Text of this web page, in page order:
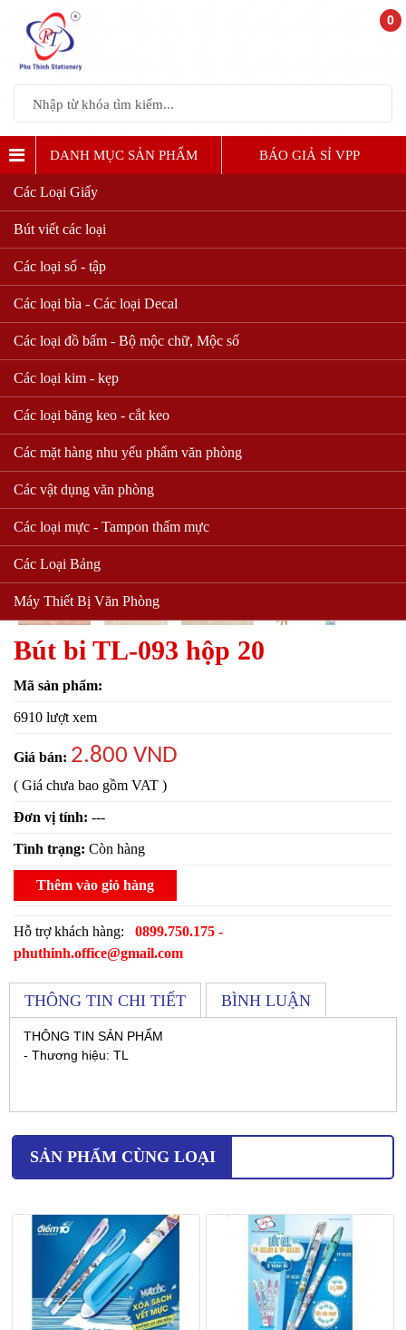
DANH MỤC SẢN PHẨM BÁO GIẢ SỈ VPP
Các Loại Giấy
Bút viết các loại
Các loại sổ - tập
Các loại bìa - Các loại Decal
Các loại đồ bấm - Bộ mộc chữ, Mộc số
Các loại kim - kẹp
Các loại băng keo - cắt keo
Các mặt hàng nhu yếu phẩm văn phòng
Các vật dụng văn phòng
Các loại mực - Tampon thấm mực
Các Loại Bảng
Máy Thiết Bị Văn Phòng
Bút bi TL-093 hộp 20
Mã sản phẩm:
6910 lượt xem
Giá bán: 2.800 VND
( Giá chưa bao gồm VAT )
Đơn vị tính: ---
Tình trạng: Còn hàng
Thêm vào giỏ hàng
Hỗ trợ khách hàng: 0899.750.175 -
phuthinh.office@gmail.com
THÔNG TIN CHI TIẾT BÌNH LUẬN
THÔNG TIN SẢN PHẨM
- Thương hiệu: TL
SẢN PHẨM CÙNG LOẠI
0